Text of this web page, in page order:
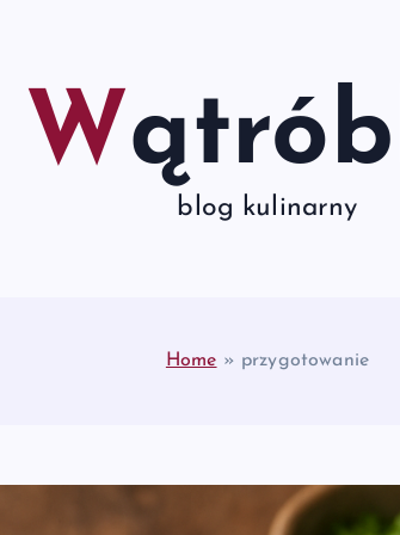
blog kulinarny
Home » przygotowanie